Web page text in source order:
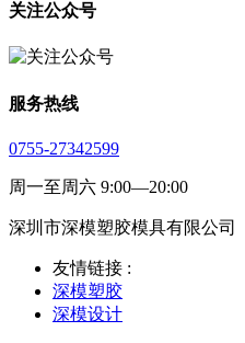
关注公众号
服务热线
0755-27342599
周一至周六 9:00—20:00
深圳市深模塑胶模具有限公司
友情链接 :
深模塑胶
深模设计